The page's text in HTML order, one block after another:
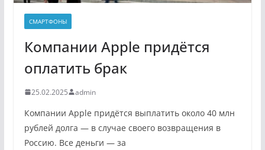
СМАРТФОНЫ
Компании Apple придётся
оплатить брак
25.02.2025 admin
Компании Apple придётся выплатить около 40 млн
рублей долга — в случае своего возвращения в
Россию. Все деньги — за